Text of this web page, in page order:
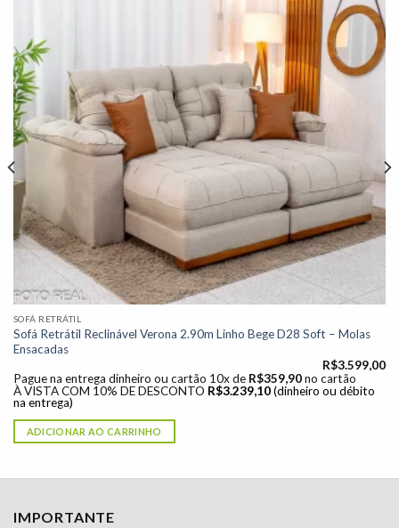
Adicionar
à lista de
desejos"
SOFÁ RETRÁTIL
Sofá Retrátil Reclinável Verona 2.90m Linho Bege D28 Soft – Molas
Ensacadas
R$3.599,00
Pague na entrega dinheiro ou cartão 10x de R$359,90 no cartão
À VISTA COM 10% DE DESCONTO R$3.239,10 (dinheiro ou débito
na entrega)
ADICIONAR AO CARRINHO
IMPORTANTE